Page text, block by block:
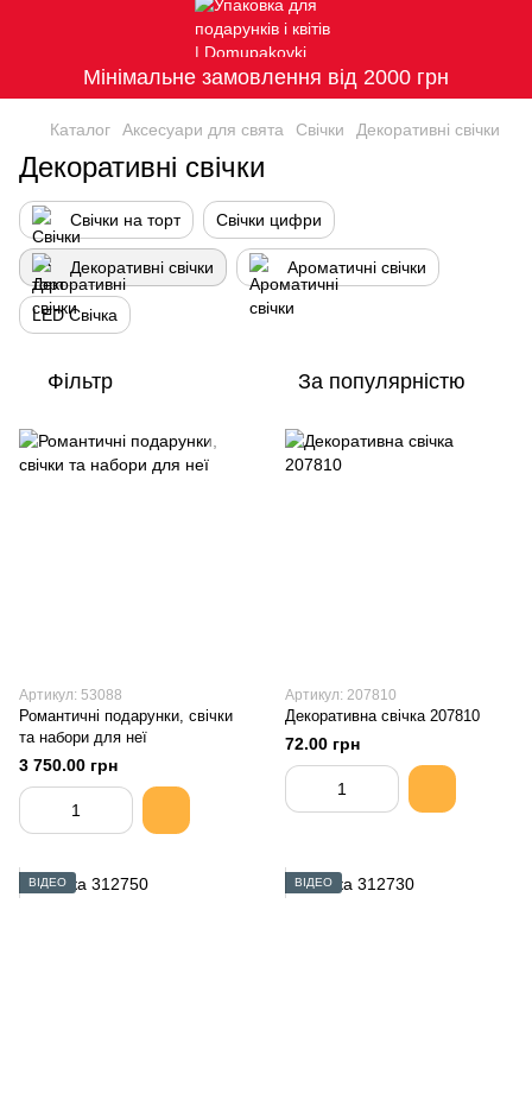
Мінімальне замовлення від 2000 грн
Каталог Аксесуари для свята Свічки Декоративні свічки
Декоративні свічки
Свічки на торт Свічки цифри
Декоративні свічки Ароматичні свічки
LED Свiчка
Фільтр За популярністю
Артикул: 53088
Романтичні подарунки, свічки
та набори для неї
3 750.00 грн
Артикул: 207810
Декоративна свічка 207810
72.00 грн
ВІДЕО ВІДЕО